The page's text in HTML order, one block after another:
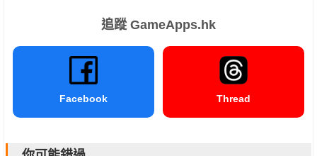
追蹤 GameApps.hk
Facebook Thread